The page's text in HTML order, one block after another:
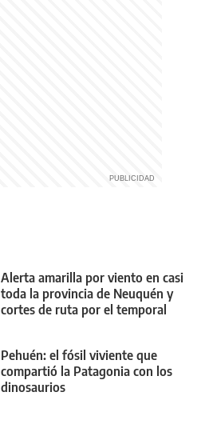
Alerta amarilla por viento en casi
toda la provincia de Neuquén y
cortes de ruta por el temporal
Pehuén: el fósil viviente que
compartió la Patagonia con los
dinosaurios